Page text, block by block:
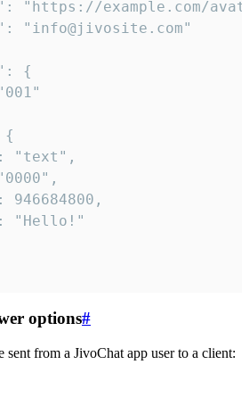
options#
sent from a JivoChat app user to a client: